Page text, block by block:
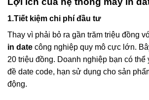
1.Tiết kiệm chi phí đầu tư
Thay vì phải bỏ ra gần trăm triệu đồng
in date công nghiệp quy mô cực lớn.
20 triệu đồng. Doanh nghiệp bạn có thể
đề date code, hạn sử dụng cho sản
động.